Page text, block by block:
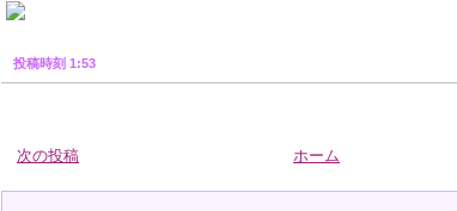
投稿時刻 1:53
次の投稿 ホーム